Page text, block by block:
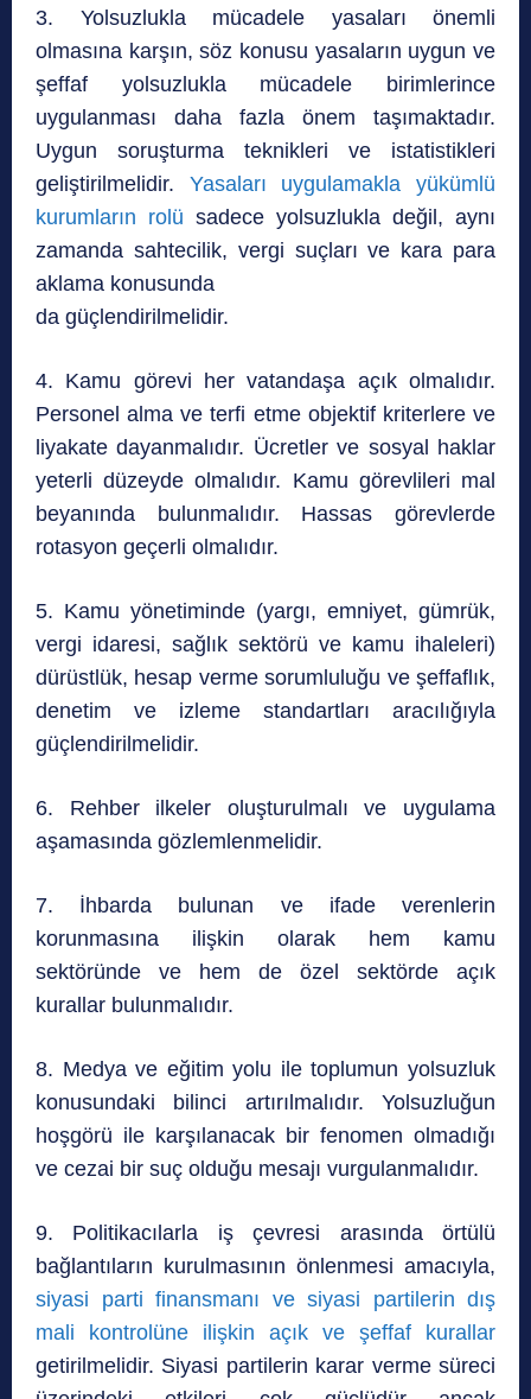
3. Yolsuzlukla mücadele yasaları önemli
olmasına karşın, söz konusu yasaların uygun ve
şeffaf yolsuzlukla mücadele birimlerince
uygulanması daha fazla önem taşımaktadır.
Uygun soruşturma teknikleri ve istatistikleri
geliştirilmelidir. Yasaları uygulamakla yükümlü
kurumların rolü sadece yolsuzlukla değil, aynı
zamanda sahtecilik, vergi suçları ve kara para
aklama konusunda
da güçlendirilmelidir.
4. Kamu görevi her vatandaşa açık olmalıdır.
Personel alma ve terfi etme objektif kriterlere ve
liyakate dayanmalıdır. Ücretler ve sosyal haklar
yeterli düzeyde olmalıdır. Kamu görevlileri mal
beyanında bulunmalıdır. Hassas görevlerde
rotasyon geçerli olmalıdır.
5. Kamu yönetiminde (yargı, emniyet, gümrük,
vergi idaresi, sağlık sektörü ve kamu ihaleleri)
dürüstlük, hesap verme sorumluluğu ve şeffaflık,
denetim ve izleme standartları aracılığıyla
güçlendirilmelidir.
6. Rehber ilkeler oluşturulmalı ve uygulama
aşamasında gözlemlenmelidir.
7. İhbarda bulunan ve ifade verenlerin
korunmasına ilişkin olarak hem kamu
sektöründe ve hem de özel sektörde açık
kurallar bulunmalıdır.
8. Medya ve eğitim yolu ile toplumun yolsuzluk
konusundaki bilinci artırılmalıdır. Yolsuzluğun
hoşgörü ile karşılanacak bir fenomen olmadığı
ve cezai bir suç olduğu mesajı vurgulanmalıdır.
9. Politikacılarla iş çevresi arasında örtülü
bağlantıların kurulmasının önlenmesi amacıyla,
siyasi parti finansmanı ve siyasi partilerin dış
mali kontrolüne ilişkin açık ve şeffaf kurallar
getirilmelidir. Siyasi partilerin karar verme süreci